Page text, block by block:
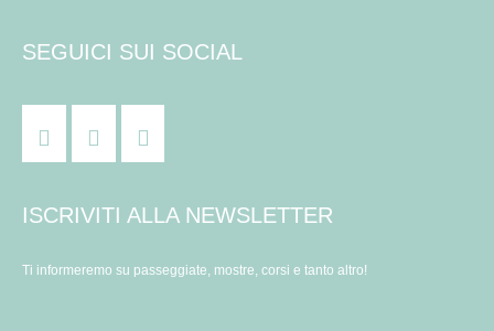
SEGUICI SUI SOCIAL
ISCRIVITI ALLA NEWSLETTER
Ti informeremo su passeggiate, mostre, corsi e tanto altro!